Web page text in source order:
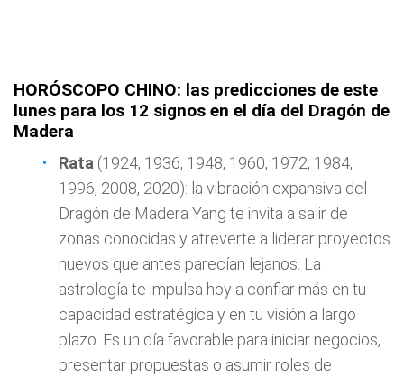
HORÓSCOPO CHINO: las predicciones de este
lunes para los 12 signos en el día del Dragón de
Madera
Rata (1924, 1936, 1948, 1960, 1972, 1984,
1996, 2008, 2020): la vibración expansiva del
Dragón de Madera Yang te invita a salir de
zonas conocidas y atreverte a liderar proyectos
nuevos que antes parecían lejanos. La
astrología te impulsa hoy a confiar más en tu
capacidad estratégica y en tu visión a largo
plazo. Es un día favorable para iniciar negocios,
presentar propuestas o asumir roles de